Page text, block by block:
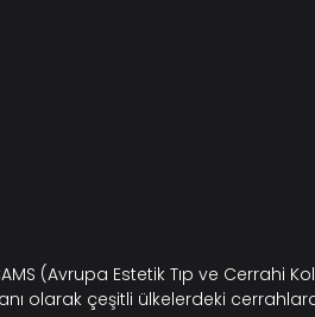
(Avrupa Estetik Tıp ve
olarak çeşitli ülkelerdeki